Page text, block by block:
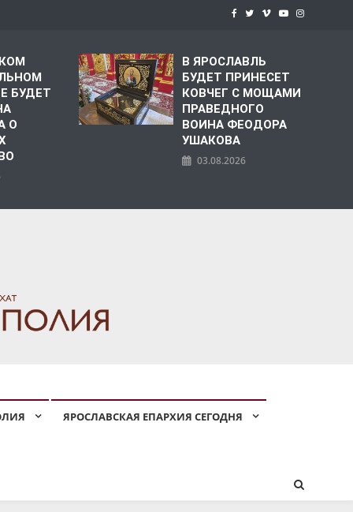
БУДЕТ
О
В ЯРОСЛАВЛЬ
БУДЕТ ПРИНЕСЕТ
КОВЧЕГ С МОЩАМИ
ПРАВЕДНОГО
ВОИНА ФЕОДОРА
УШАКОВА
03.08.2026
ЯРОСЛАВСКАЯ ЕПАРХИЯ СЕГОДНЯ